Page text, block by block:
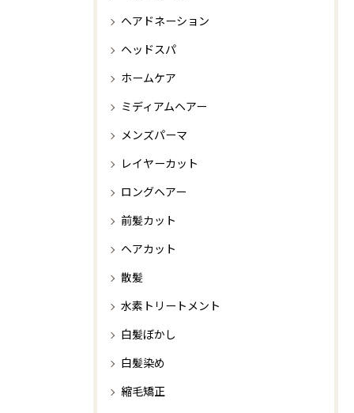
ヘアドネーション
ヘッドスパ
ホームケア
ミディアムヘアー
メンズパーマ
レイヤーカット
ロングヘアー
前髪カット
ヘアカット
散髪
水素トリートメント
白髪ぼかし
白髪染め
縮毛矯正